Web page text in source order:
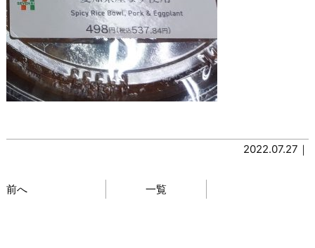
2022.07.27｜
前へ 一覧